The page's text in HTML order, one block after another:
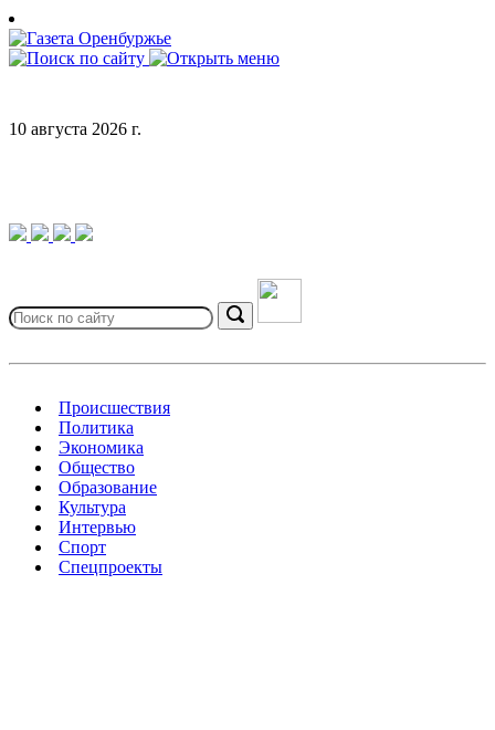
Skip
to
content
10 августа 2026 г.
for:
Search
Происшествия
Политика
Экономика
Общество
Образование
Культура
Интервью
Спорт
Спецпроекты